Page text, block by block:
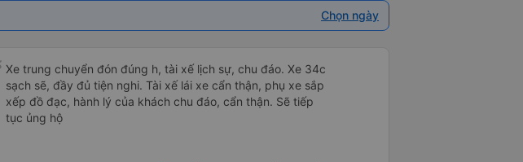
Chọn ngày
Xe trung chuyển đón đúng h, tài xế lịch sự, chu đáo. Xe 34c
sạch sẽ, đầy đủ tiện nghi. Tài xế lái xe cẩn thận, phụ xe sắp
xếp đồ đạc, hành lý của khách chu đáo, cẩn thận. Sẽ tiếp
tục ủng hộ